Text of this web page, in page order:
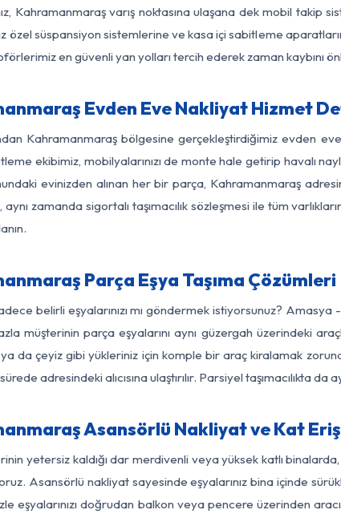
Kahramanmaraş varış noktasına ulaşana dek mobil takip
özel süspansiyon sistemlerine ve kasa içi sabitleme
en güvenli yan yolları tercih ederek zaman kaybını
Evden Eve Nakliyat Hizmet
Kahramanmaraş bölgesine gerçekleştirdiğimiz evden
ekibimiz, mobilyalarınızı de monte hale getirip havalı
evinizden alınan her bir parça, Kahramanmaraş
zamanda sigortalı taşımacılık sözleşmesi ile tüm
Parça Eşya Taşıma Çözümleri
belirli eşyalarınızı mı göndermek istiyorsunuz?
müşterinin parça eşyalarını aynı güzergah üzerindeki
ya da çeyiz gibi yükleriniz için komple bir araç kiralamak
adresindeki alıcısına ulaştırılır. Parsiyel taşımacılıkta
Asansörlü Nakliyat ve Kat
yetersiz kaldığı dar merdivenli veya yüksek katlı
Asansörlü nakliyat sayesinde eşyalarınız bina içinde
eşyalarınızı doğrudan balkon veya pencere üzerinden